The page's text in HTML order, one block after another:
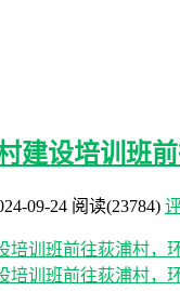
建设培训班
09-24 阅读(23784)